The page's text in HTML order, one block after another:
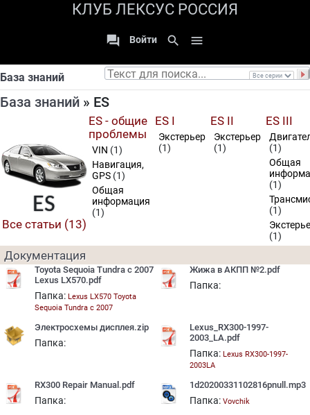
КЛУБ ЛЕКСУС РОССИЯ
 Войти search 
База знаний
База знаний » ES
ES
Все статьи (13)
ES - общие
проблемы
VIN (1)
Навигация,
GPS (1)
Общая
информация
(1)
ES I
Экстерьер
(1)
ES II
Экстерьер
(1)
ES III
(1)
Общая
(1)
(1)
(1)
Документация
Toyota Sequoia Tundra c 2007
Lexus LX570.pdf
Папка: Lexus LX570 Toyota
Sequoia Tundra c 2007
Жижа в АКПП №2.pdf
Папка:
Электросхемы дисплея.zip
Папка:
Lexus_RX300-1997-
2003_LA.pdf
Папка: Lexus RX300-1997-
2003LA
RX300 Repair Manual.pdf
Папка:
1d20200331102816pnull.mp3
Папка: Vovchik